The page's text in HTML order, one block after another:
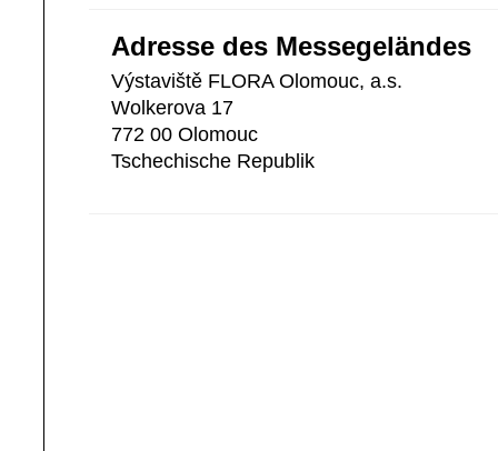
Adresse des Messegeländes
Výstaviště FLORA Olomouc, a.s.
Wolkerova 17
772 00 Olomouc
Tschechische Republik